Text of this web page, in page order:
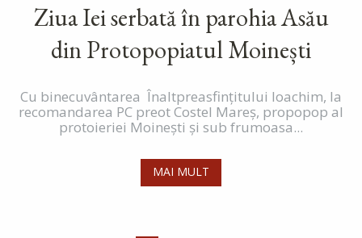
Ziua Iei serbată în parohia Asău
din Protopopiatul Moinești
Cu binecuvântarea Înaltpreasfințitului Ioachim, la
recomandarea PC preot Costel Mareș, propopop al
protoieriei Moinești și sub frumoasa...
MAI MULT